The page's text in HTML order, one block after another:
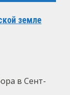
земле
в Сент-